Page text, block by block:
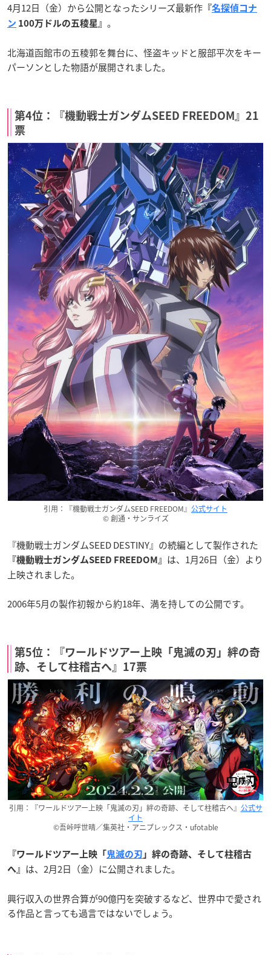
4月12日（金）から公開となったシリーズ最新作 『名探偵コナ
ン 100万ドルの五稜星』 。
北海道函館市の五稜郭を舞台に、怪盗キッドと服部平次をキー
パーソンとした物語が展開されました。
第4位：『機動戦士ガンダムSEED FREEDOM』21
票
引用：『機動戦士ガンダムSEED FREEDOM』 公式サイト
© 創通・サンライズ
『機動戦士ガンダムSEED DESTINY』の続編として製作された
『機動戦士ガンダムSEED FREEDOM』 は、1月26日（金）より
上映されました。
2006年5月の製作初報から約18年、満を持しての公開です。
第5位：『ワールドツアー上映「鬼滅の刃」絆の奇
跡、そして柱稽古へ』17票
引用：『ワールドツアー上映「鬼滅の刃」絆の奇跡、そして柱稽古へ』 公式サ
イト
©吾峠呼世晴／集英社・アニプレックス・ufotable
『ワールドツアー上映「鬼滅の刃 」絆の奇跡、そして柱稽古
へ』 は、2月2日（金）に公開されました。
興行収入の世界合算が90億円を突破するなど、世界中で愛され
る作品と言っても過言ではないでしょう。